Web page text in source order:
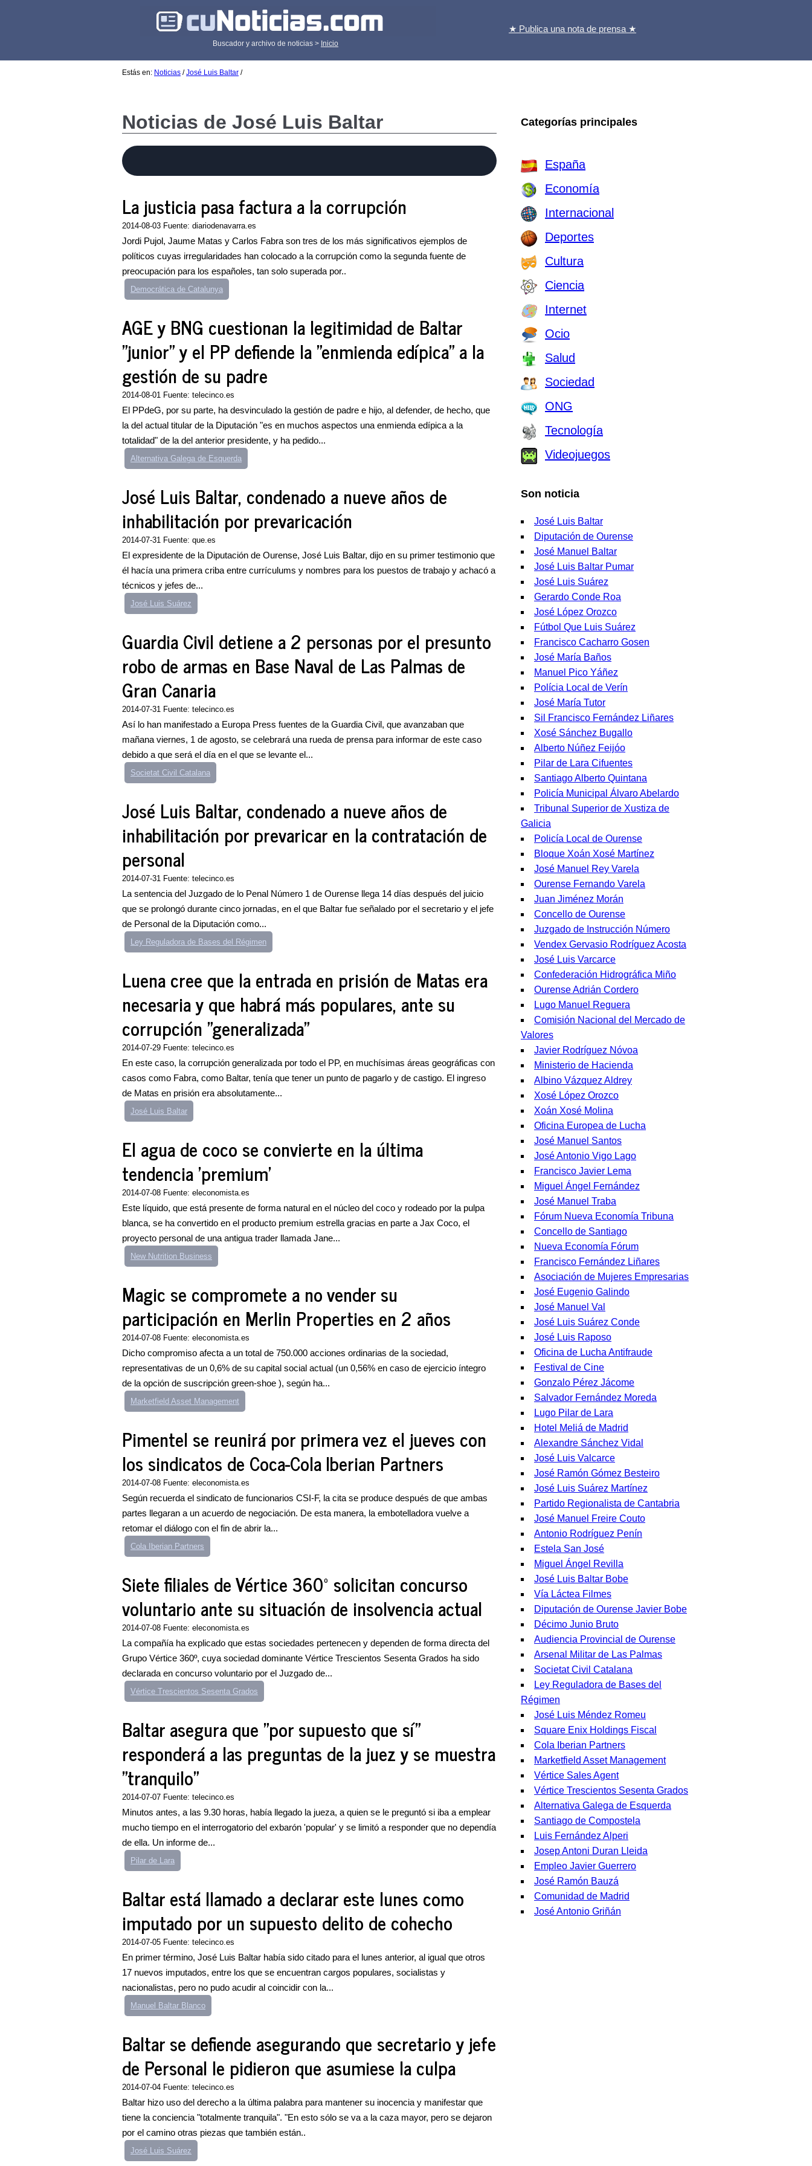
Buscador y archivo de noticias > Inicio
★ Publica una nota de prensa ★
Estás en: Noticias /José Luis Baltar /
Noticias de José Luis Baltar
La justicia pasa factura a la corrupción
2014-08-03 Fuente: diariodenavarra.es
Jordi Pujol, Jaume Matas y Carlos Fabra son tres de los más significativos ejemplos de
políticos cuyas irregularidades han colocado a la corrupción como la segunda fuente de
preocupación para los españoles, tan solo superada por..
Democrática de Catalunya
AGE y BNG cuestionan la legitimidad de Baltar
"junior" y el PP defiende la "enmienda edípica" a la
gestión de su padre
2014-08-01 Fuente: telecinco.es
El PPdeG, por su parte, ha desvinculado la gestión de padre e hijo, al defender, de hecho, que
la del actual titular de la Diputación "es en muchos aspectos una enmienda edípica a la
totalidad" de la del anterior presidente, y ha pedido...
Alternativa Galega de Esquerda
José Luis Baltar, condenado a nueve años de
inhabilitación por prevaricación
2014-07-31 Fuente: que.es
El expresidente de la Diputación de Ourense, José Luis Baltar, dijo en su primer testimonio que
él hacía una primera criba entre currículums y nombres para los puestos de trabajo y achacó a
técnicos y jefes de...
José Luis Suárez
Guardia Civil detiene a 2 personas por el presunto
robo de armas en Base Naval de Las Palmas de
Gran Canaria
2014-07-31 Fuente: telecinco.es
Así lo han manifestado a Europa Press fuentes de la Guardia Civil, que avanzaban que
mañana viernes, 1 de agosto, se celebrará una rueda de prensa para informar de este caso
debido a que será el día en el que se levante el...
Societat Civil Catalana
José Luis Baltar, condenado a nueve años de
inhabilitación por prevaricar en la contratación de
personal
2014-07-31 Fuente: telecinco.es
La sentencia del Juzgado de lo Penal Número 1 de Ourense llega 14 días después del juicio
que se prolongó durante cinco jornadas, en el que Baltar fue señalado por el secretario y el jefe
de Personal de la Diputación como...
Ley Reguladora de Bases del Régimen
Luena cree que la entrada en prisión de Matas era
necesaria y que habrá más populares, ante su
corrupción "generalizada"
2014-07-29 Fuente: telecinco.es
En este caso, la corrupción generalizada por todo el PP, en muchísimas áreas geográficas con
casos como Fabra, como Baltar, tenía que tener un punto de pagarlo y de castigo. El ingreso
de Matas en prisión era absolutamente...
José Luis Baltar
El agua de coco se convierte en la última
tendencia 'premium'
2014-07-08 Fuente: eleconomista.es
Este líquido, que está presente de forma natural en el núcleo del coco y rodeado por la pulpa
blanca, se ha convertido en el producto premium estrella gracias en parte a Jax Coco, el
proyecto personal de una antigua trader llamada Jane...
New Nutrition Business
Magic se compromete a no vender su
participación en Merlin Properties en 2 años
2014-07-08 Fuente: eleconomista.es
Dicho compromiso afecta a un total de 750.000 acciones ordinarias de la sociedad,
representativas de un 0,6% de su capital social actual (un 0,56% en caso de ejercicio íntegro
de la opción de suscripción green-shoe ), según ha...
Marketfield Asset Management
Pimentel se reunirá por primera vez el jueves con
los sindicatos de Coca-Cola Iberian Partners
2014-07-08 Fuente: eleconomista.es
Según recuerda el sindicato de funcionarios CSI-F, la cita se produce después de que ambas
partes llegaran a un acuerdo de negociación. De esta manera, la embotelladora vuelve a
retomar el diálogo con el fin de abrir la...
Cola Iberian Partners
Siete filiales de Vértice 360º solicitan concurso
voluntario ante su situación de insolvencia actual
2014-07-08 Fuente: eleconomista.es
La compañía ha explicado que estas sociedades pertenecen y dependen de forma directa del
Grupo Vértice 360º, cuya sociedad dominante Vértice Trescientos Sesenta Grados ha sido
declarada en concurso voluntario por el Juzgado de...
Vértice Trescientos Sesenta Grados
Baltar asegura que "por supuesto que sí"
responderá a las preguntas de la juez y se muestra
"tranquilo"
2014-07-07 Fuente: telecinco.es
Minutos antes, a las 9.30 horas, había llegado la jueza, a quien se le preguntó si iba a emplear
mucho tiempo en el interrogatorio del exbarón 'popular' y se limitó a responder que no dependía
de ella. Un informe de...
Pilar de Lara
Baltar está llamado a declarar este lunes como
imputado por un supuesto delito de cohecho
2014-07-05 Fuente: telecinco.es
En primer término, José Luis Baltar había sido citado para el lunes anterior, al igual que otros
17 nuevos imputados, entre los que se encuentran cargos populares, socialistas y
nacionalistas, pero no pudo acudir al coincidir con la...
Manuel Baltar Blanco
Baltar se defiende asegurando que secretario y jefe
de Personal le pidieron que asumiese la culpa
2014-07-04 Fuente: telecinco.es
Baltar hizo uso del derecho a la última palabra para mantener su inocencia y manifestar que
tiene la conciencia "totalmente tranquila". "En esto sólo se va a la caza mayor, pero se dejaron
por el camino otras piezas que también están..
José Luis Suárez
Categorías principales
España
Economía
Internacional
Deportes
Cultura
Ciencia
Internet
Ocio
Salud
Sociedad
ONG
Tecnología
Videojuegos
Son noticia
José Luis Baltar
Diputación de Ourense
José Manuel Baltar
José Luis Baltar Pumar
José Luis Suárez
Gerardo Conde Roa
José López Orozco
Fútbol Que Luis Suárez
Francisco Cacharro Gosen
José María Baños
Manuel Pico Yáñez
Polícia Local de Verín
José María Tutor
Sil Francisco Fernández Liñares
Xosé Sánchez Bugallo
Alberto Núñez Feijóo
Pilar de Lara Cifuentes
Santiago Alberto Quintana
Policía Municipal Álvaro Abelardo
Tribunal Superior de Xustiza de
Galicia
Policía Local de Ourense
Bloque Xoán Xosé Martínez
José Manuel Rey Varela
Ourense Fernando Varela
Juan Jiménez Morán
Concello de Ourense
Juzgado de Instrucción Número
Vendex Gervasio Rodríguez Acosta
José Luis Varcarce
Confederación Hidrográfica Miño
Ourense Adrián Cordero
Lugo Manuel Reguera
Comisión Nacional del Mercado de
Valores
Javier Rodríguez Nóvoa
Ministerio de Hacienda
Albino Vázquez Aldrey
Xosé López Orozco
Xoán Xosé Molina
Oficina Europea de Lucha
José Manuel Santos
José Antonio Vigo Lago
Francisco Javier Lema
Miguel Ángel Fernández
José Manuel Traba
Fórum Nueva Economía Tribuna
Concello de Santiago
Nueva Economía Fórum
Francisco Fernández Liñares
Asociación de Mujeres Empresarias
José Eugenio Galindo
José Manuel Val
José Luis Suárez Conde
José Luis Raposo
Oficina de Lucha Antifraude
Festival de Cine
Gonzalo Pérez Jácome
Salvador Fernández Moreda
Lugo Pilar de Lara
Hotel Meliá de Madrid
Alexandre Sánchez Vidal
José Luis Valcarce
José Ramón Gómez Besteiro
José Luis Suárez Martínez
Partido Regionalista de Cantabria
José Manuel Freire Couto
Antonio Rodríguez Penín
Estela San José
Miguel Ángel Revilla
José Luis Baltar Bobe
Vía Láctea Filmes
Diputación de Ourense Javier Bobe
Décimo Junio Bruto
Audiencia Provincial de Ourense
Arsenal Militar de Las Palmas
Societat Civil Catalana
Ley Reguladora de Bases del
Régimen
José Luis Méndez Romeu
Square Enix Holdings Fiscal
Cola Iberian Partners
Marketfield Asset Management
Vértice Sales Agent
Vértice Trescientos Sesenta Grados
Alternativa Galega de Esquerda
Santiago de Compostela
Luis Fernández Alperi
Josep Antoni Duran Lleida
Empleo Javier Guerrero
José Ramón Bauzá
Comunidad de Madrid
José Antonio Griñán